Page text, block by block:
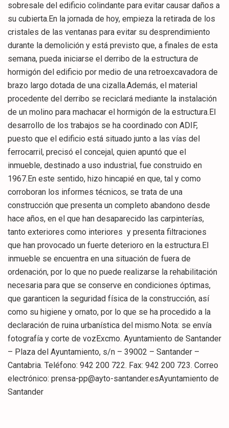
sobresale del edificio colindante para evitar causar daños a
su cubierta.En la jornada de hoy, empieza la retirada de los
cristales de las ventanas para evitar su desprendimiento
durante la demolición y está previsto que, a finales de esta
semana, pueda iniciarse el derribo de la estructura de
hormigón del edificio por medio de una retroexcavadora de
brazo largo dotada de una cizalla.Además, el material
procedente del derribo se reciclará mediante la instalación
de un molino para machacar el hormigón de la estructura.El
desarrollo de los trabajos se ha coordinado con ADIF,
puesto que el edificio está situado junto a las vías del
ferrocarril, precisó el concejal, quien apuntó que el
inmueble, destinado a uso industrial, fue construido en
1967.En este sentido, hizo hincapié en que, tal y como
corroboran los informes técnicos, se trata de una
construcción que presenta un completo abandono desde
hace años, en el que han desaparecido las carpinterías,
tanto exteriores como interiores y presenta filtraciones
que han provocado un fuerte deterioro en la estructura.El
inmueble se encuentra en una situación de fuera de
ordenación, por lo que no puede realizarse la rehabilitación
necesaria para que se conserve en condiciones óptimas,
que garanticen la seguridad física de la construcción, así
como su higiene y ornato, por lo que se ha procedido a la
declaración de ruina urbanística del mismo.Nota: se envía
fotografía y corte de vozExcmo. Ayuntamiento de Santander
– Plaza del Ayuntamiento, s/n – 39002 – Santander –
Cantabria. Teléfono: 942 200 722. Fax: 942 200 723. Correo
electrónico: prensa-pp@ayto-santander.esAyuntamiento de
Santander